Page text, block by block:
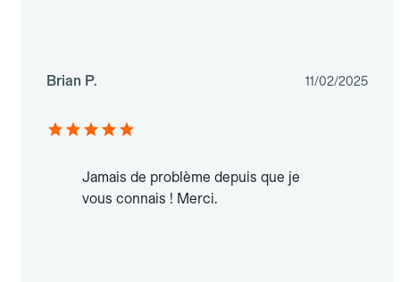
Brian P. 11/02/2025
Jamais de problème depuis que je
vous connais ! Merci.